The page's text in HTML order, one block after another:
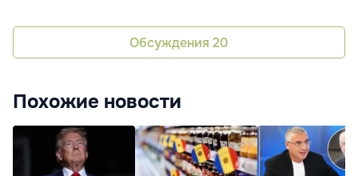
Обсуждения 20
Похожие новости